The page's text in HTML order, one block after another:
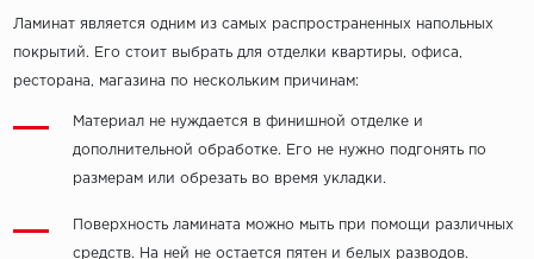
Ламинат является одним из самых распространенных напольных
покрытий. Его стоит выбрать для отделки квартиры, офиса,
ресторана, магазина по нескольким причинам:
Материал не нуждается в финишной отделке и
дополнительной обработке. Его не нужно подгонять по
размерам или обрезать во время укладки.
Поверхность ламината можно мыть при помощи различных
средств. На ней не остается пятен и белых разводов.